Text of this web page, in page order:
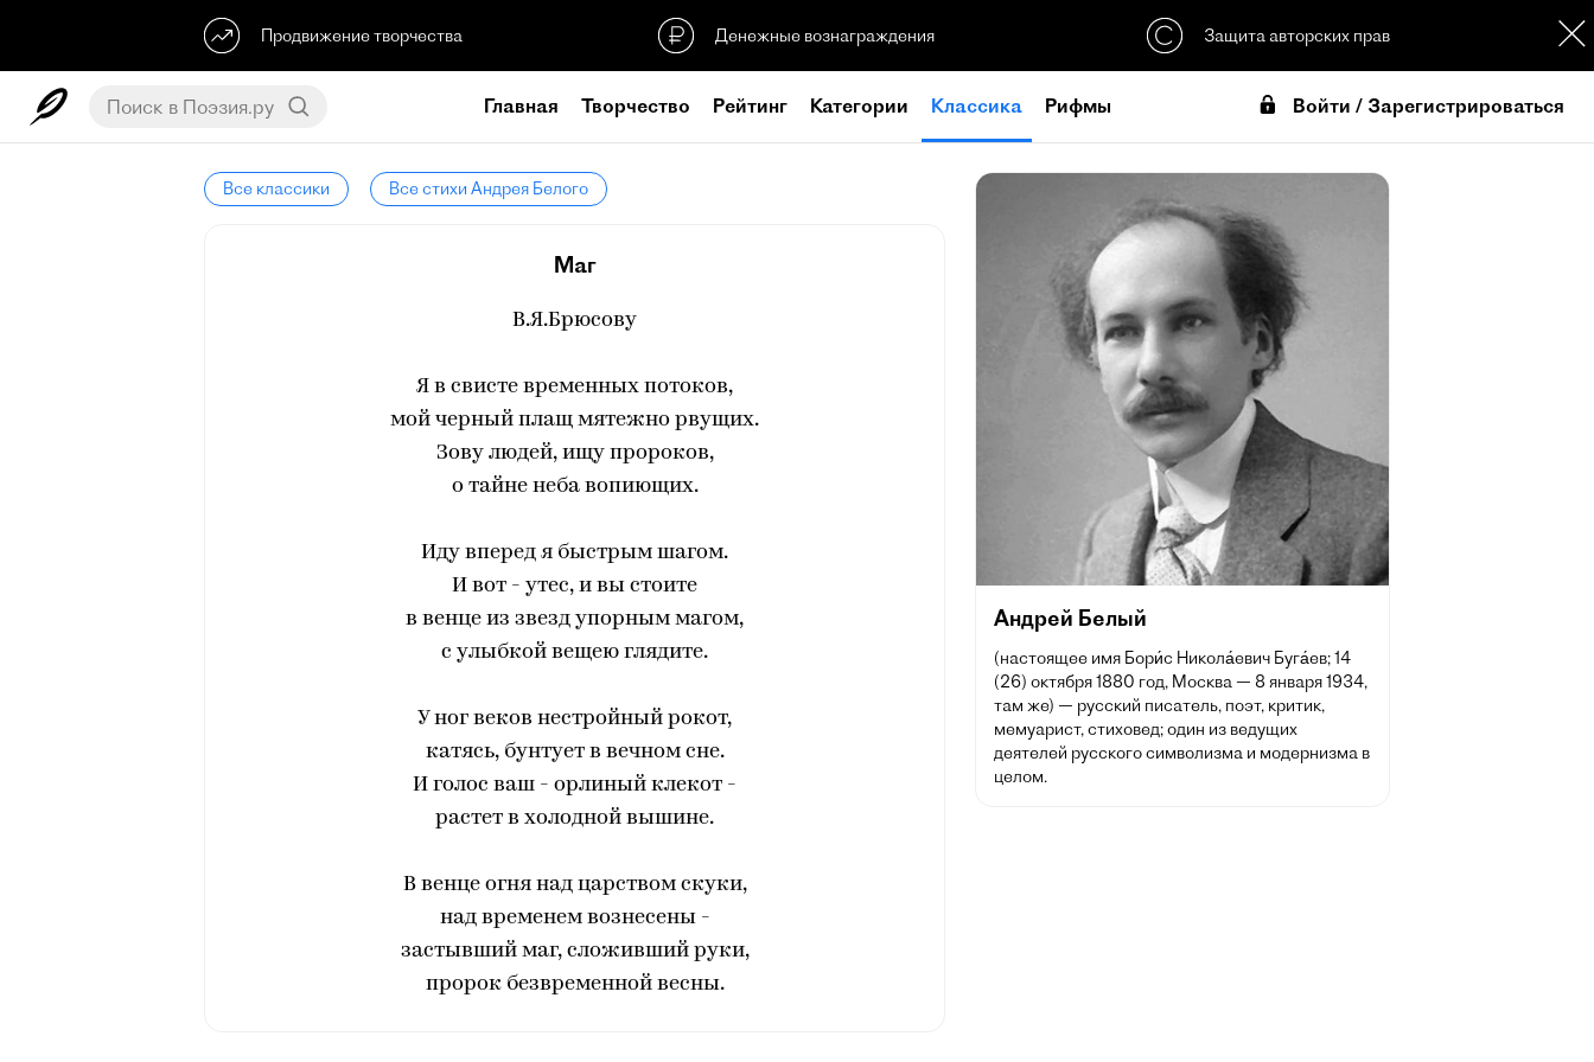
Продвижение творчества Денежные вознаграждения Защита авторских прав
Главная Творчество Рейтинг Категории Классика Рифмы Войти / Зарегистрироваться
Все классики Все стихи Андрея Белого
Маг
В.Я.Брюсову
Я в свисте временных потоков,
мой черный плащ мятежно рвущих.
Зову людей, ищу пророков,
о тайне неба вопиющих.
Иду вперед я быстрым шагом.
И вот - утес, и вы стоите
в венце из звезд упорным магом,
с улыбкой вещею глядите.
У ног веков нестройный рокот,
катясь, бунтует в вечном сне.
И голос ваш - орлиный клекот -
растет в холодной вышине.
В венце огня над царством скуки,
над временем вознесены -
застывший маг, сложивший руки,
пророк безвременной весны.
Андрей Белый
(настоящее имя Бори́с Никола́евич Буга́ев; 14
(26) октября 1880 год, Москва — 8 января 1934,
там же) — русский писатель, поэт, критик,
мемуарист, стиховед; один из ведущих
деятелей русского символизма и модернизма в
целом.